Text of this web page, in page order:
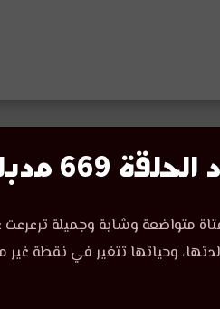
669 مدبلج
متواضعة وشابة وجميلة ترعرعت
وحياتها تتغير في نقطة غير